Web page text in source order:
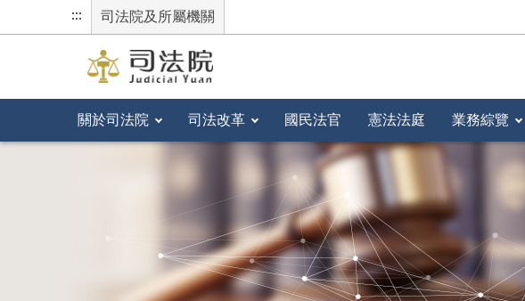
::: 司法院及所屬機關
關於司法院 司法改革 國民法官 憲法法庭 業務綜覽